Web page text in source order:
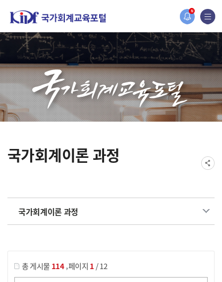
N
홈페이지가 새롭게 개편되었습니다.
한국조세재정연구원홈페이지가 새롭게 개설되었습니다.
국가회계이론 과정
국가회계이론 과정
총 게시물 114,페이지 1 / 12